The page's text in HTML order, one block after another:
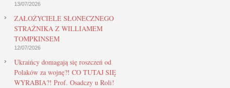
13/07/2026
ZAŁOŻYCIELE SŁONECZNEGO
STRAŻNIKA Z WILLIAMEM
TOMPKINSEM
12/07/2026
Ukraińcy domagają się roszczeń od
Polaków za wojnę?! CO TUTAJ SIĘ
WYRABIA?! Prof. Osadczy u Roli!